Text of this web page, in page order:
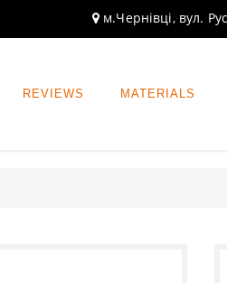
м.Чернівці, вул.
REVIEWS MATERIALS